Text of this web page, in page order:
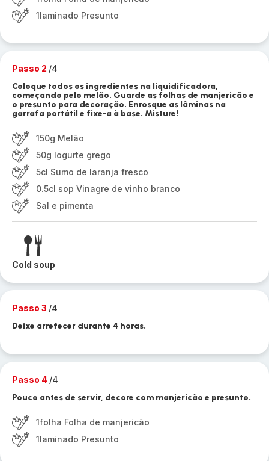
1laminado Presunto
Passo 2 /4
Coloque todos os ingredientes na liquidificadora,
começando pelo melão. Guarde as folhas de manjericão e
o presunto para decoração. Enrosque as lâminas na
garrafa portátil e fixe-a à base. Misture!
150g Melão
50g Iogurte grego
5cl Sumo de laranja fresco
0.5cl sop Vinagre de vinho branco
Sal e pimenta
Cold soup
Passo 3 /4
Deixe arrefecer durante 4 horas.
Passo 4 /4
Pouco antes de servir, decore com manjericão e presunto.
1folha Folha de manjericão
1laminado Presunto